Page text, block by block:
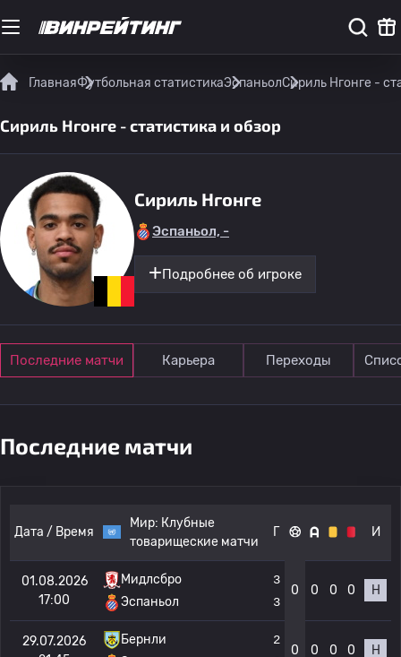
ГлавнаяФутбольная статистикаЭспаньолСириль Нгонге -
Сириль Нгонге - статистика и обзор
Сириль Нгонге
Эспаньол, -
Подробнее об игроке
Последние матчи Карьера Переходы
Последние матчи
Дата / Время
Мир: Клубные
товарищеские матчи
Г И
01.08.2026
17:00
Мидлсбро
Эспаньол
3
3
0 0 0 0 Н
29.07.2026
Бернли
2
0 0 0 0 Н